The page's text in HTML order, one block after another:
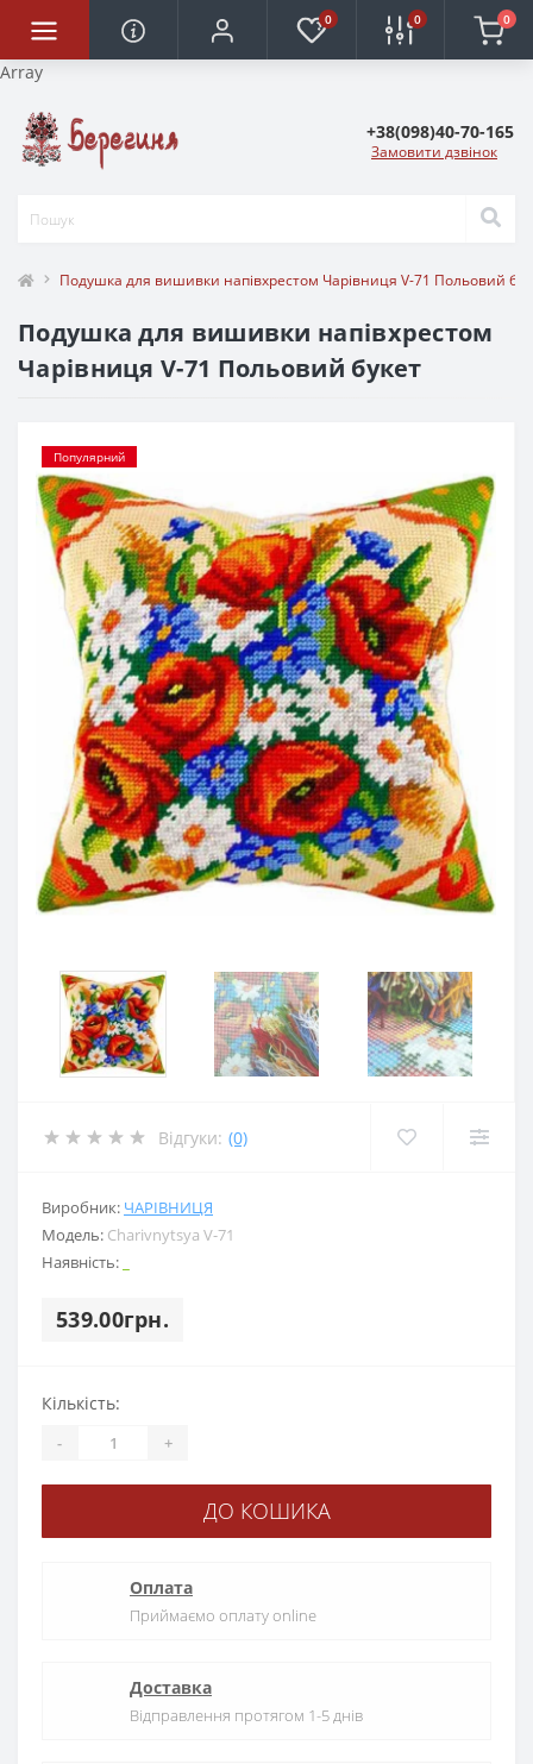
Array
0 0 0
+38(098)40-70-165
Замовити дзвінок
Подушка для вишивки напівхрестом Чарівниця V-71 Польовий
Подушка для вишивки напівхрестом
Чарівниця V-71 Польовий букет
Популярний
Відгуки: (0)
Виробник: ЧАРІВНИЦЯ
Модель: Charіvnytsya V-71
Наявність:
539.00грн.
Кількість:
- +
ДО КОШИКА
Оплата
Приймаємо оплату online
Доставка
Відправлення протягом 1-5 днів